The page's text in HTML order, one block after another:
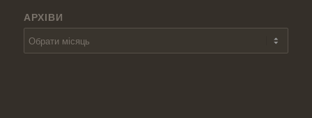
АРХІВИ